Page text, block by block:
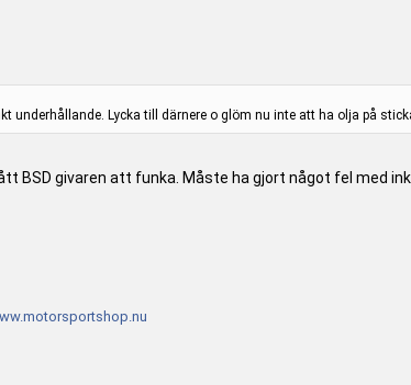
underhållande. Lycka till därnere o glöm nu inte att ha olja på
BSD givaren att funka. Måste ha gjort något fel med